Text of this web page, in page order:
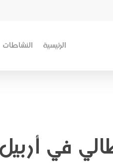
الرئيسية النشاطات
في